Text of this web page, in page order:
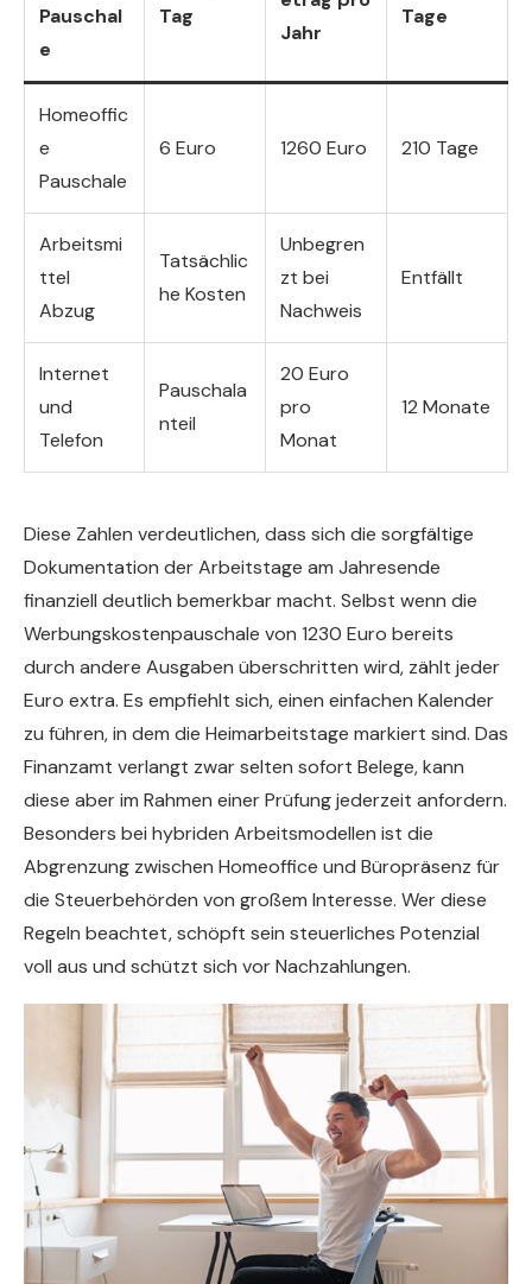
Pauschal
e
Tag
Jahr
Tage
Homeoffic
e
Pauschale
6 Euro 1260 Euro 210 Tage
Arbeitsmi
ttel
Abzug
Tatsächlic
he Kosten
Unbegren
zt bei
Nachweis
Entfällt
Internet
und
Telefon
Pauschala
nteil
20 Euro
pro
Monat
12 Monate
Diese Zahlen verdeutlichen, dass sich die sorgfältige
Dokumentation der Arbeitstage am Jahresende
finanziell deutlich bemerkbar macht. Selbst wenn die
Werbungskostenpauschale von 1230 Euro bereits
durch andere Ausgaben überschritten wird, zählt jeder
Euro extra. Es empfiehlt sich, einen einfachen Kalender
zu führen, in dem die Heimarbeitstage markiert sind. Das
Finanzamt verlangt zwar selten sofort Belege, kann
diese aber im Rahmen einer Prüfung jederzeit anfordern.
Besonders bei hybriden Arbeitsmodellen ist die
Abgrenzung zwischen Homeoffice und Büropräsenz für
die Steuerbehörden von großem Interesse. Wer diese
Regeln beachtet, schöpft sein steuerliches Potenzial
voll aus und schützt sich vor Nachzahlungen.